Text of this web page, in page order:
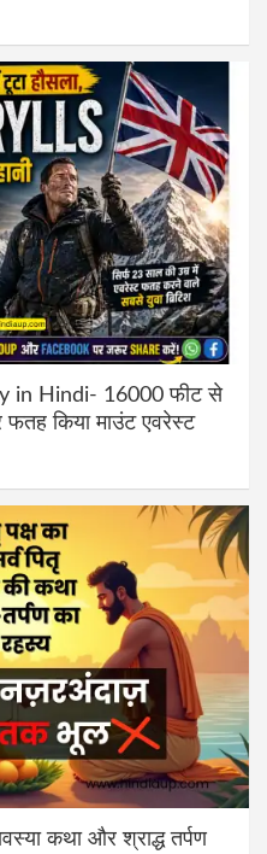
in Hindi- 16000 फीट से
फतह किया माउंट एवरेस्ट
कथा और श्राद्ध तर्पण